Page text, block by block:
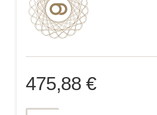
475,88 €